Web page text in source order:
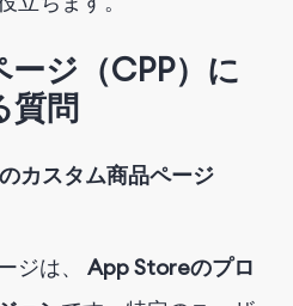
ジ（CPP）に
質問
カスタム商品ページ
ジは、
App Storeのプロ